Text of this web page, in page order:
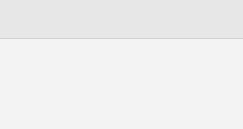
trang bị chế độ làm lạnh